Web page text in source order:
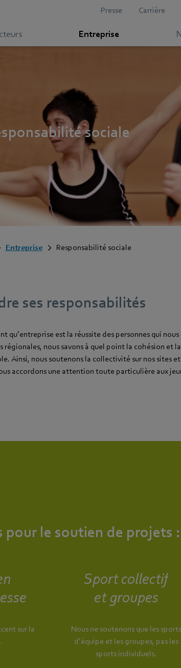
Presse Carrière
Entreprise
sociale
Entreprise Responsabilité sociale
ses responsabilités
qu’entreprise est la réussite des personnes qui
régionales, nous savons à quel point la cohésion et
Ainsi, nous soutenons la collectivité sur nos sites et
accordons une attention toute particulière aux
pour le soutien de projets :
sur la
Sport collectif
et groupes
Nous ne soutenons que les sports
d’équipe et les groupes, pas les
sports individuels.